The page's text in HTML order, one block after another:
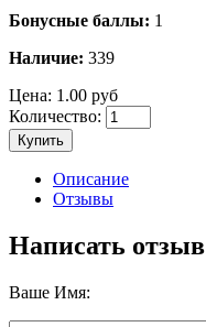
Бонусные баллы: 1
Наличие: 339
Цена: 1.00 руб
Количество:
Купить
Описание
Отзывы
Написать отзыв
Ваше Имя: